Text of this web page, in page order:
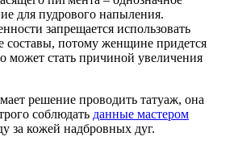
для пудрового напыления.
запрещается использовать
составы, потому женщине придется
может стать причиной увеличения
решение проводить татуаж, она
соблюдать данные мастером
за кожей надбровных дуг.